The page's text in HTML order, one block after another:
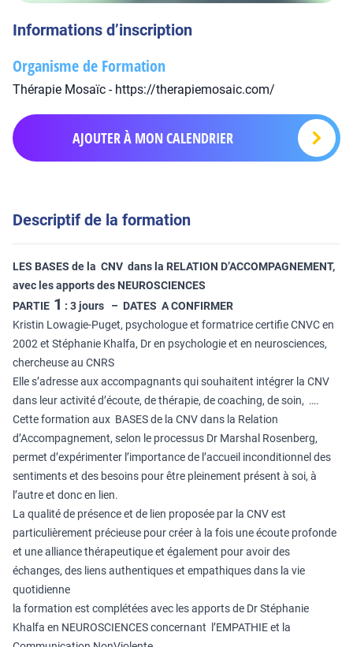
Informations d’inscription
Organisme de Formation
Thérapie Mosaïc - https://therapiemosaic.com/
AJOUTER À MON CALENDRIER
Descriptif de la formation
LES BASES de la CNV dans la RELATION D’ACCOMPAGNEMENT,
avec les apports des NEUROSCIENCES
PARTIE 1 : 3 jours – DATES A CONFIRMER
Kristin Lowagie-Puget, psychologue et formatrice certifie CNVC en
2002 et Stéphanie Khalfa, Dr en psychologie et en neurosciences,
chercheuse au CNRS
Elle s’adresse aux accompagnants qui souhaitent intégrer la CNV
dans leur activité d’écoute, de thérapie, de coaching, de soin, ….
Cette formation aux BASES de la CNV dans la Relation
d’Accompagnement, selon le processus Dr Marshal Rosenberg,
permet d’expérimenter l’importance de l’accueil inconditionnel des
sentiments et des besoins pour être pleinement présent à soi, à
l’autre et donc en lien.
La qualité de présence et de lien proposée par la CNV est
particulièrement précieuse pour créer à la fois une écoute profonde
et une alliance thérapeutique et également pour avoir des
échanges, des liens authentiques et empathiques dans la vie
quotidienne
la formation est complétées avec les apports de Dr Stéphanie
Khalfa en NEUROSCIENCES concernant l’EMPATHIE et la